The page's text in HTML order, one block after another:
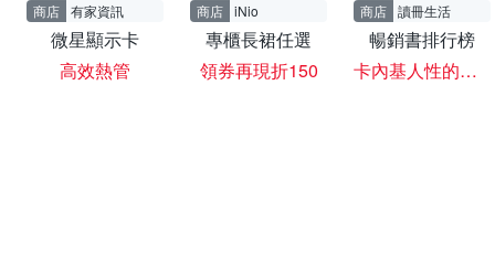
商店 有家資訊
微星顯示卡
高效熱管
商店 iNio
專櫃長裙任選
領券再現折150
商店 讀冊生活
暢銷書排行榜
卡內基人性的弱點